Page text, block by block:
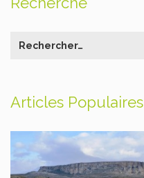
Articles Populaires